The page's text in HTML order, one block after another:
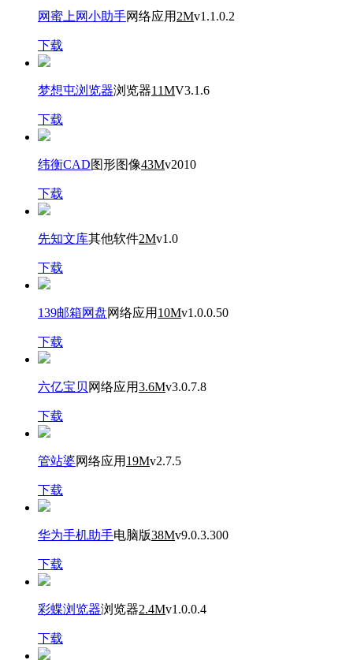
网蜜上网小助手网络应用 2Mv1.1.0.2
下载
梦想屯浏览器浏览器11MV3.1.6
下载
纬衡CAD图形图像43Mv2010
下载
先知文库其他软件2Mv1.0
下载
139邮箱网盘网络应用 10Mv1.0.0.50
下载
六亿宝贝 网络应用3.6Mv3.0.7.8
下载
管站婆网络应用 19Mv2.7.5
下载
华为手机助手电脑版38Mv9.0.3.300
下载
彩蝶浏览器浏览器2.4Mv1.0.0.4
下载